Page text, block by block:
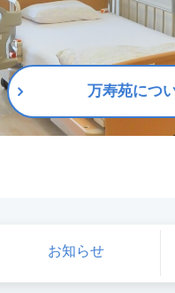
万寿苑につ
お知らせ